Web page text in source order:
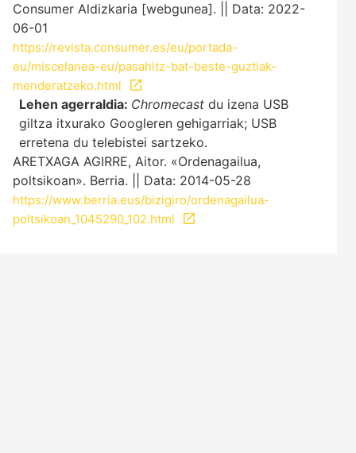
Consumer Aldizkaria [webgunea]. || Data: 2022-
06-01
https://revista.consumer.es/eu/portada-
eu/miscelanea-eu/pasahitz-bat-beste-guztiak-
menderatzeko.html
Lehen agerraldia: Chromecast du izena USB
giltza itxurako Googleren gehigarriak; USB
erretena du telebistei sartzeko.
ARETXAGA AGIRRE, Aitor. «Ordenagailua,
poltsikoan». Berria. || Data: 2014-05-28
https://www.berria.eus/bizigiro/ordenagailua-
poltsikoan_1045290_102.html